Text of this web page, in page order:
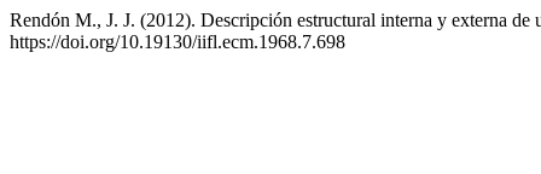
Rendón M., J. J. (2012). Descripción estructural interna y externa
https://doi.org/10.19130/iifl.ecm.1968.7.698